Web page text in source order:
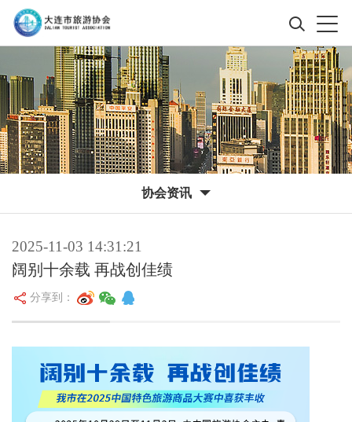
协会资讯
2025-11-03 14:31:21
阔别十余载 再战创佳绩
分享到：